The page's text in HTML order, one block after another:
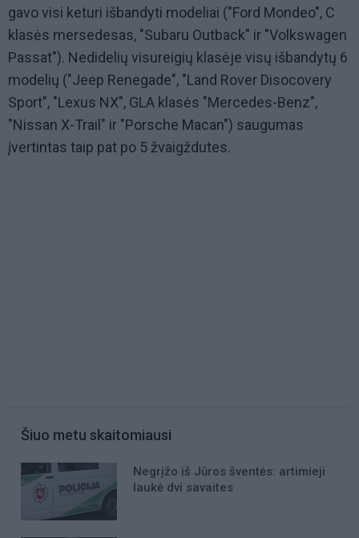
gavo visi keturi išbandyti modeliai ("Ford Mondeo", C
klasės mersedesas, "Subaru Outback" ir "Volkswagen
Passat"). Nedidelių visureigių klasėje visų išbandytų 6
modelių ("Jeep Renegade", "Land Rover Disocovery
Sport", "Lexus NX", GLA klasės "Mercedes-Benz",
"Nissan X-Trail" ir "Porsche Macan") saugumas
įvertintas taip pat po 5 žvaigždutes.
Šiuo metu skaitomiausi
Negrįžo iš Jūros šventės: artimieji
laukė dvi savaites